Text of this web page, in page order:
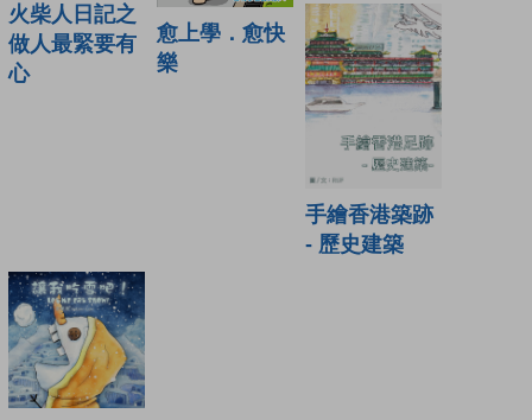
火柴人日記之
做人最緊要有
心
愈上學．愈快
樂
手繪香港築跡
- 歷史建築